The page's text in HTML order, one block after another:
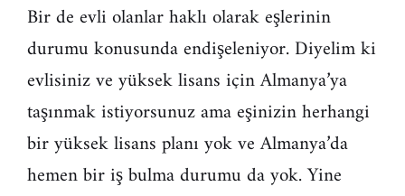
Bir de evli olanlar haklı olarak eşlerinin
durumu konusunda endişeleniyor. Diyelim ki
evlisiniz ve yüksek lisans için Almanya’ya
taşınmak istiyorsunuz ama eşinizin herhangi
bir yüksek lisans planı yok ve Almanya’da
hemen bir iş bulma durumu da yok. Yine